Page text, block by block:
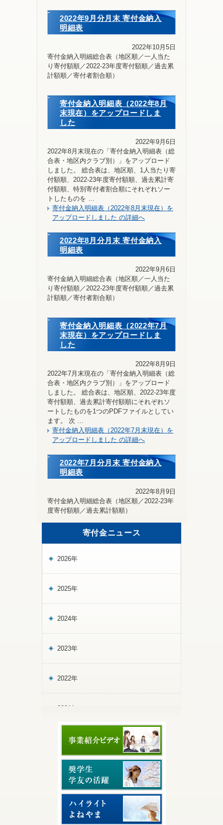
2022年9月分月末 寄付金納入
明細表
2022年10月5日
寄付金納入明細総合表（地区順／一人当た
り寄付額順／2022-23年度寄付額順／過去累
計額順／寄付者割合順）
寄付金納入明細表（2022年8月
末現在）をアップロードしま
した
2022年9月6日
2022年8月末現在の「寄付金納入明細表（総
合表・地区内クラブ別）」をアップロード
しました。 総合表は、地区順、1人当たり寄
付額順、2022-23年度寄付額順、過去累計寄
付額順、特別寄付者割合順にそれぞれソー
トしたものを …
寄付金納入明細表（2022年8月末現在）を
アップロードしました の詳細へ
2022年8月分月末 寄付金納入
明細表
2022年9月6日
寄付金納入明細総合表（地区順／一人当た
り寄付額順／2022-23年度寄付額順／過去累
計額順／寄付者割合順）
寄付金納入明細表（2022年7月
末現在）をアップロードしま
した
2022年8月9日
2022年7月末現在の「寄付金納入明細表（総
合表・地区内クラブ別）」をアップロード
しました。 総合表は、地区順、2022-23年度
寄付額順、過去累計寄付額順にそれぞれソ
ートしたものを1つのPDFファイルとしてい
ます。 次 …
寄付金納入明細表（2022年7月末現在）を
アップロードしました の詳細へ
2022年7月分月末 寄付金納入
明細表
2022年8月9日
寄付金納入明細総合表（地区順／2022-23年
度寄付額順／過去累計額順）
寄付金ニュース
2026年
2025年
2024年
2023年
2022年
2021年
2020年
2019年